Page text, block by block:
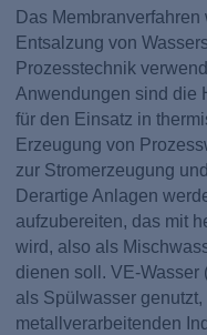
Das
Entsalzung von
Prozesstechnik
Anwendungen sind die
für den Einsatz in
Erzeugung von
zur Stromerzeugung
Derartige Anlagen
aufzubereiten, das mit
wird, also als
dienen soll. VE-Wasser
als Spülwasser
metallverarbeitenden